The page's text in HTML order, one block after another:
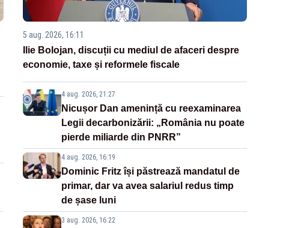
5 aug. 2026, 16:11
Ilie Bolojan, discuții cu mediul de afaceri despre
economie, taxe și reformele fiscale
4 aug. 2026, 21:27
Nicușor Dan amenință cu reexaminarea
Legii decarbonizării: „România nu poate
pierde miliarde din PNRR”
4 aug. 2026, 16:19
Dominic Fritz își păstrează mandatul de
primar, dar va avea salariul redus timp
de șase luni
3 aug. 2026, 16:22